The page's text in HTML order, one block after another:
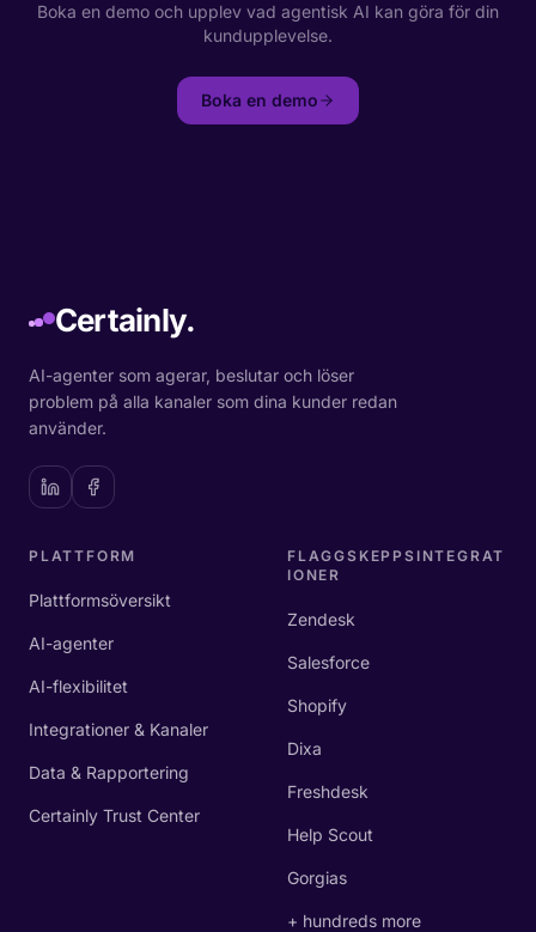
Boka en demo och upplev vad agentisk AI kan göra för din
kundupplevelse.
Boka en demo
Certainly.
AI-agenter som agerar, beslutar och löser
problem på alla kanaler som dina kunder redan
använder.
PLATTFORM
Plattformsöversikt
AI-agenter
AI-flexibilitet
Integrationer & Kanaler
Data & Rapportering
Certainly Trust Center
FLAGGSKEPPSINTEGRAT
IONER
Zendesk
Salesforce
Shopify
Dixa
Freshdesk
Help Scout
Gorgias
+ hundreds more